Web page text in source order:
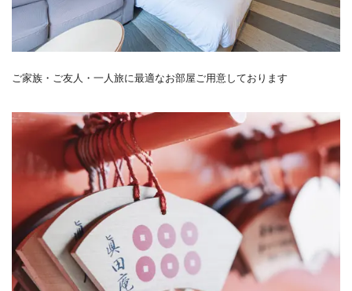
ご家族・ご友人・一人旅に最適なお部屋ご用意しております